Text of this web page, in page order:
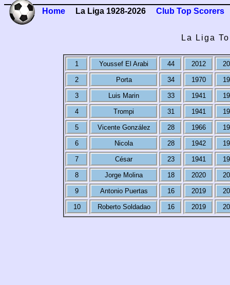
Home La Liga 1928-2026 Club Top Scorers
La Liga
1 Youssef El Arabi 44 2012
2 Porta 34 1970
3 Luis Marin 33 1941
4 Trompi 31 1941
5 Vicente González 28 1966
6 Nicola 28 1942
7 César 23 1941
8 Jorge Molina 18 2020
9 Antonio Puertas 16 2019
10 Roberto Soldadao 16 2019